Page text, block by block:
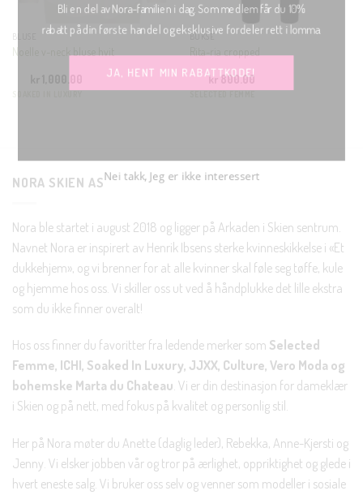
BLUSE
Noelle v-neck bluse hvit
BUKSE
kr 800.00
NORA SKIEN AS
Nora ble startet i august 2018 og ligger på Arkaden i Skien sentrum.
Navnet Nora er inspirert av Henrik Ibsens sterke kvinneskikkelse i «Et
dukkehjem», og vi brenner for at alle kvinner skal føle seg tøffe, kule
og hjemme hos oss. Vi skiller oss ut ved å håndplukke det lille ekstra
som du ikke finner overalt!
Hos oss finner du favoritter fra ledende merker som Selected
Femme, ICHI, Soaked In Luxury, JJXX, Culture, Vero Moda og
bohemske Marta du Chateau. Vi er din destinasjon for dameklær
i Skien og på nett, med fokus på kvalitet og personlig stil.
Her på Nora møter du Anette (daglig leder), Rebekka, Anne-Kjersti og
Jenny. Vi elsker jobben vår og tror på ærlighet, oppriktighet og glede i
hvert eneste salg. Vi bruker oss selv og venner som modeller i sosiale
Bli en del av Nora-familien i dag. Som medlem får du 10%
rabatt på din første handel og eksklusive fordeler rett i lomma.
JA, HENT MIN RABATTKODE!
Nei takk, Jeg er ikke interessert